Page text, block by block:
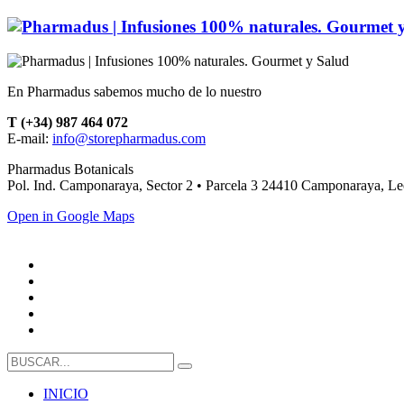
En Pharmadus sabemos mucho de lo nuestro
T (+34) 987 464 072
E-mail: info@storepharmadus.com
Pharmadus Botanicals
Pol. Ind. Camponaraya, Sector 2 • Parcela 3 24410 Camponaraya,
Open in Google Maps
INICIO